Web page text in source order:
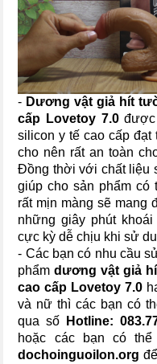
- Dương vật giả hít
cấp Lovetoy 7.0được
silicon y tế cao cấp
cho nên rất an toàn
Đồng thời với chất liệu
giúp cho sản phẩm có
rất mịn màng sẽ
những giây phút
cực kỳ dễ chịu khi sử
- Các bạn có nhu cầu
phẩmdương vật giả
cao cấp Lovetoy 7.0
và nữ thì các bạn có
qua số
Hotline:
hoặc các bạn có
dochoinguoilon.org